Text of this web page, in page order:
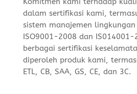
dalam sertifikasi kami,
sistem manajemen
ISO9001-2008 dan IS014001-
berbagai sertifikasi
diperoleh produk kami,
ETL, CB, SAA, GS, CE, dan 3C.